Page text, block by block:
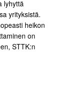
lyhyttä
yrityksistä.
heikon
on
STTK:n